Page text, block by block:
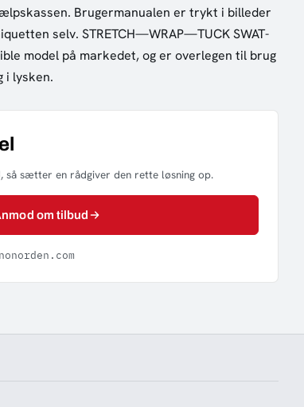
Brugermanualen er trykt i billeder
selv. STRETCH—WRAP—TUCK SWAT-
model på markedet, og er overlegen til brug
i lysken.
så sætter en rådgiver den rette løsning op.
om tilbud